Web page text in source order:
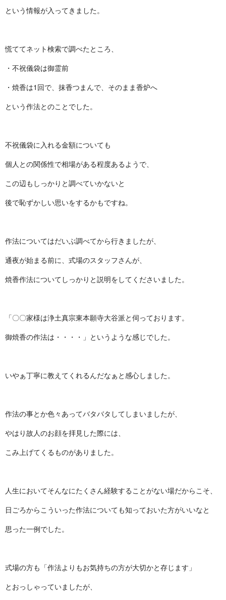
という情報が入ってきました。
慌ててネット検索で調べたところ、
・不祝儀袋は御霊前
・焼香は1回で、抹香つまんで、そのまま香炉へ
という作法とのことでした。
不祝儀袋に入れる金額についても
個人との関係性で相場がある程度あるようで、
この辺もしっかりと調べていかないと
後で恥ずかしい思いをするかもですね。
作法についてはだいぶ調べてから行きましたが、
通夜が始まる前に、式場のスタッフさんが、
焼香作法についてしっかりと説明をしてくださいました。
「〇〇家様は浄土真宗東本願寺大谷派と伺っております。
御焼香の作法は・・・・」というような感じでした。
いやぁ丁寧に教えてくれるんだなぁと感心しました。
作法の事とか色々あってバタバタしてしまいましたが、
やはり故人のお顔を拝見した際には、
こみ上げてくるものがありました。
人生においてそんなにたくさん経験することがない場だからこそ、
日ごろからこういった作法についても知っておいた方がいいなと
思った一例でした。
式場の方も「作法よりもお気持ちの方が大切かと存じます」
とおっしゃっていましたが、